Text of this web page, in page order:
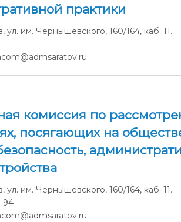
практики
ул. им. Чернышевского, 160/164, каб. 11.
комиссия по
посягающих на
ул. им. Чернышевского, 160/164, каб. 11.
94